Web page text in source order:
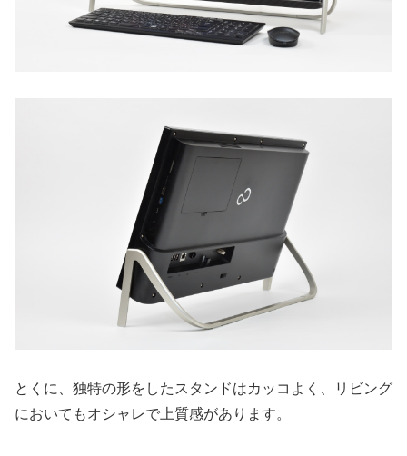
とくに、独特の形をしたスタンドはカッコよく、リビング
においてもオシャレで上質感があります。